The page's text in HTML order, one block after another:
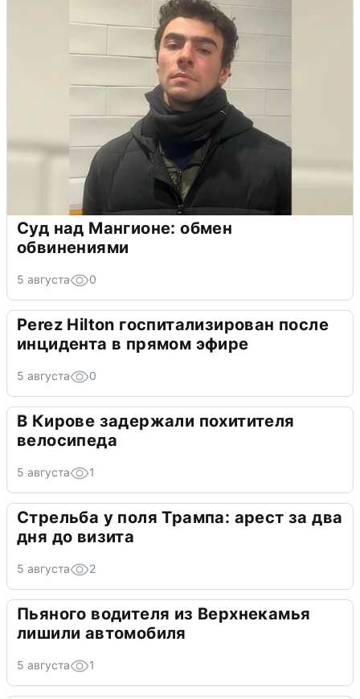
Суд над Мангионе: обмен
обвинениями
5 августа 0
Perez Hilton госпитализирован после
инцидента в прямом эфире
5 августа 0
В Кирове задержали похитителя
велосипеда
5 августа 1
Стрельба у поля Трампа: арест за два
дня до визита
5 августа 2
Пьяного водителя из Верхнекамья
лишили автомобиля
5 августа 1